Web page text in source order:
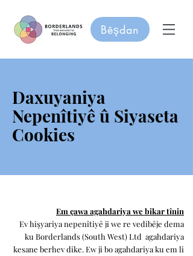
Bêşdan
Daxuyaniya
Nepenîtiyê û Siyaseta
Cookies
Em çawa agahdariya we bikar tînin
Ev hişyariya nepenîtiyê ji we re vedibêje dema
ku Borderlands (South West) Ltd agahdariya
kesane berhev dike. Ew ji bo agahdariya ku em li